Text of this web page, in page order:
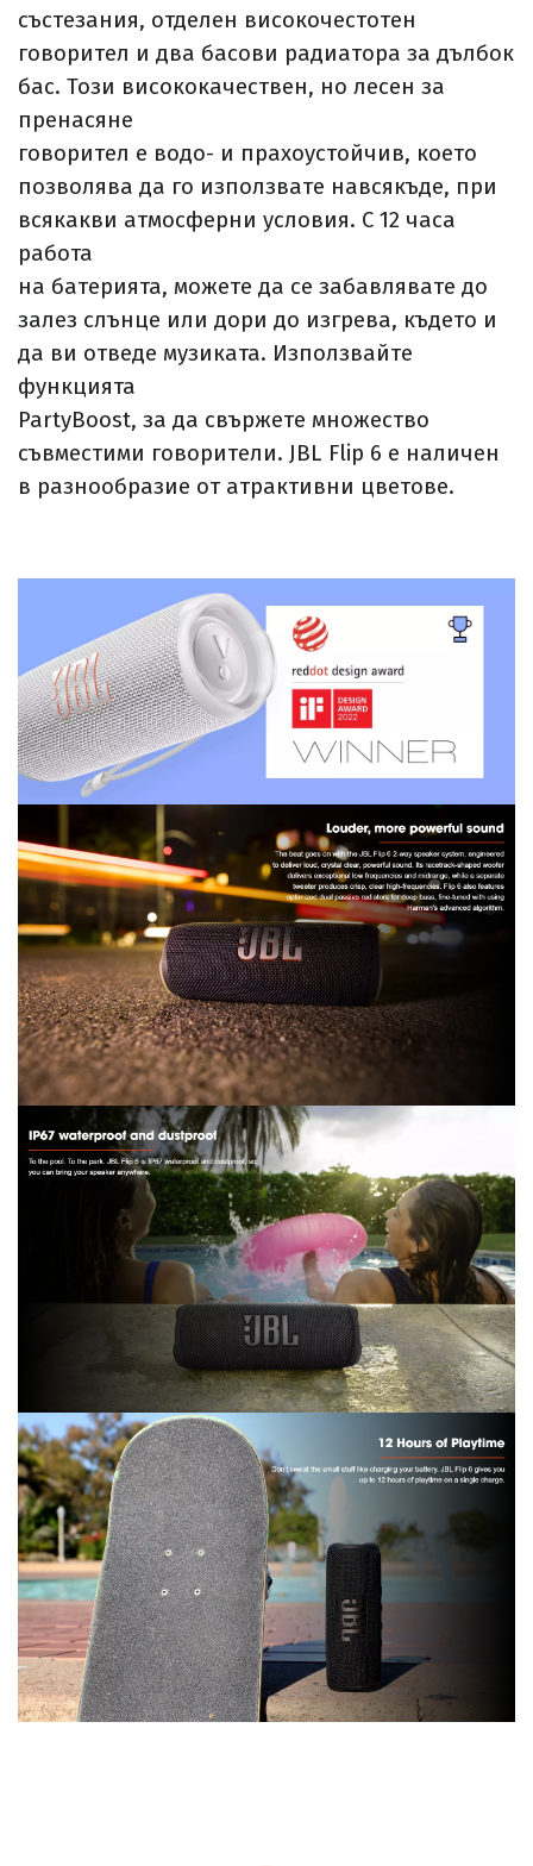
състезания, отделен високочестотен
говорител и два басови радиатора за дълбок
бас. Този висококачествен, но лесен за
пренасяне
говорител е водо- и прахоустойчив, което
позволява да го използвате навсякъде, при
всякакви атмосферни условия. С 12 часа
работа
на батерията, можете да се забавлявате до
залез слънце или дори до изгрева, където и
да ви отведе музиката. Използвайте
функцията
PartyBoost, за да свържете множество
съвместими говорители. JBL Flip 6 е наличен
в разнообразие от атрактивни цветове.